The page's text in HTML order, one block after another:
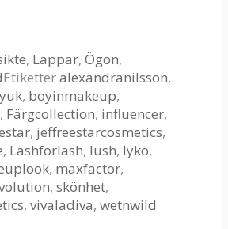
, Läppar, Ögon,
Etiketteralexandranilsson,
, boyinmakeup,
, Färgcollection, influencer,
, jeffreestarcosmetics,
, Lashforlash, lush, lyko,
, maxfactor,
, skönhet,
, vivaladiva, wetnwild